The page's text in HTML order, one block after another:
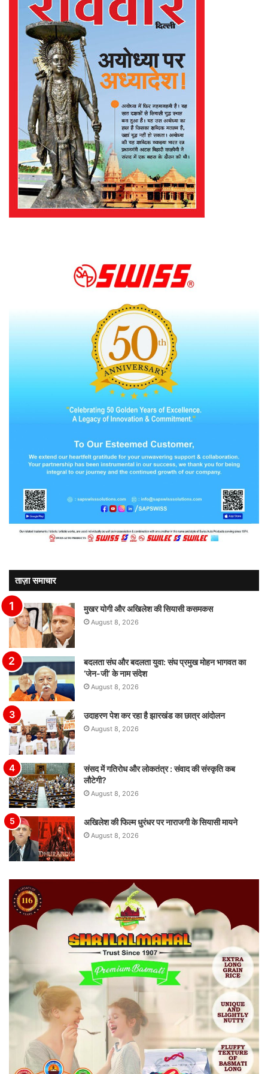
ताज़ा समाचार
मुखर योगी और अखिलेश की सियासी कसमकस
August 8, 2026
बदलता संघ और बदलता युवा: संघ प्रमुख मोहन भागवत का
‘जेन-जी’ के नाम संदेश
August 8, 2026
उदाहरण पेश कर रहा है झारखंड का छात्र आंदोलन
August 8, 2026
संसद में गतिरोध और लोकतंत्र : संवाद की संस्कृति कब
लौटेगी?
August 8, 2026
अखिलेश की फिल्म धुरंधर पर नाराजगी के सियासी मायने
August 8, 2026